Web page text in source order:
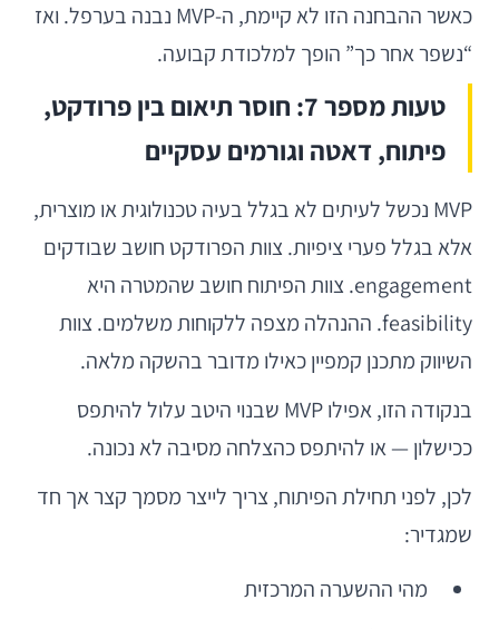
כאשר ההבחנה הזו לא קיימת, ה-MVP נבנה בערפל. ואז
“נשפר אחר כך” הופך למלכודת קבועה.
טעות מספר 7: חוסר תיאום בין פרודקט,
פיתוח, דאטה וגורמים עסקיים
MVP נכשל לעיתים לא בגלל בעיה טכנולוגית או מוצרית,
אלא בגלל פערי ציפיות. צוות הפרודקט חושב שבודקים
engagement. צוות הפיתוח חושב שהמטרה היא
feasibility. ההנהלה מצפה ללקוחות משלמים. צוות
השיווק מתכנן קמפיין כאילו מדובר בהשקה מלאה.
בנקודה הזו, אפילו MVP שבנוי היטב עלול להיתפס
ככישלון — או להיתפס כהצלחה מסיבה לא נכונה.
לכן, לפני תחילת הפיתוח, צריך לייצר מסמך קצר אך חד
שמגדיר:
מהי ההשערה המרכזית